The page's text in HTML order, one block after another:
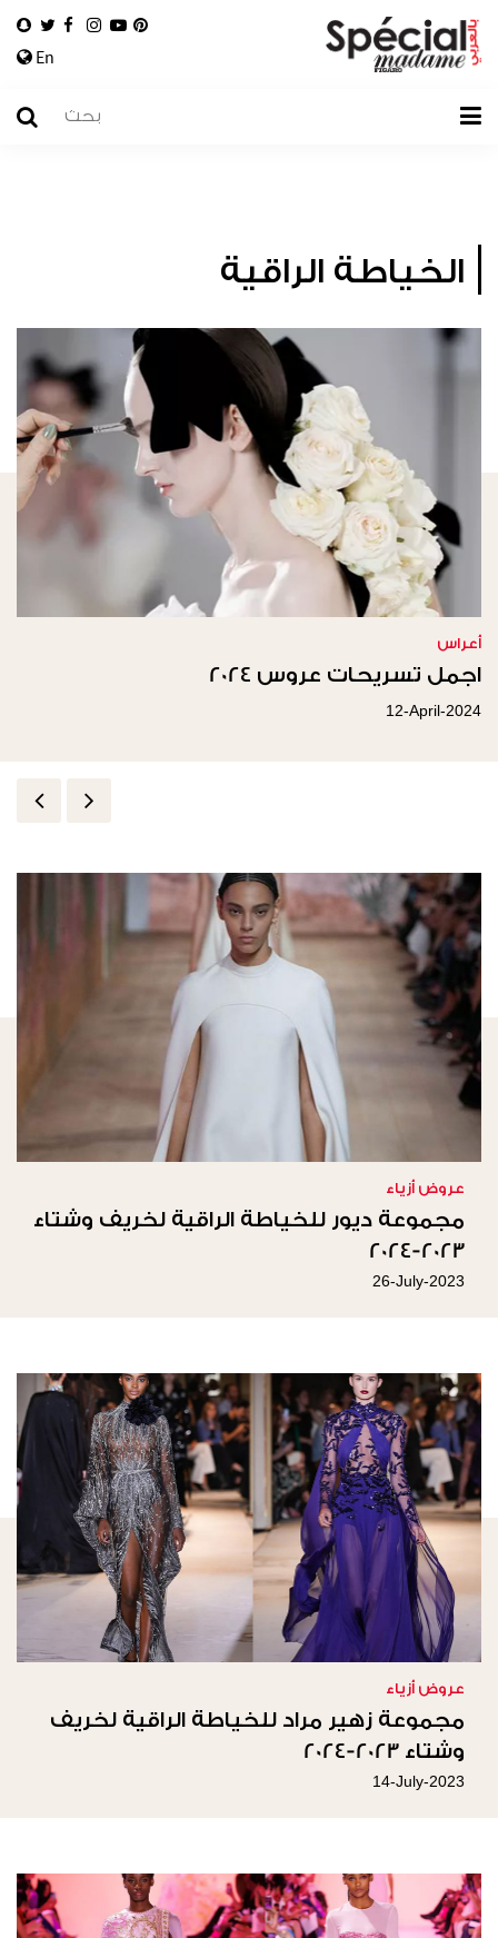
En
الخياطة الراقية
أعراس
اجمل تسريحات عروس 2024
12-April-2024
عروض أزياء
مجموعة ديور للخياطة الراقية لخريف وشتاء
2023-2024
26-July-2023
عروض أزياء
مجموعة زهير مراد للخياطة الراقية لخريف
وشتاء 2023-2024
14-July-2023